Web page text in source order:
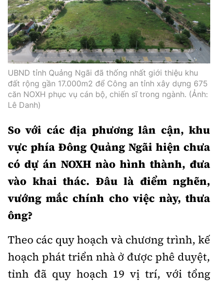
UBND tỉnh Quảng Ngãi đã thống nhất giới thiệu khu
đất rộng gần 17.000m2 để Công an tỉnh xây dựng 675
căn NOXH phục vụ cán bộ, chiến sĩ trong ngành. (Ảnh:
Lê Danh)
So với các địa phương lân cận, khu
vực phía Đông Quảng Ngãi hiện chưa
có dự án NOXH nào hình thành, đưa
vào khai thác. Đâu là điểm nghẽn,
vướng mắc chính cho việc này, thưa
ông?
Theo các quy hoạch và chương trình, kế
hoạch phát triển nhà ở được phê duyệt,
tỉnh đã quy hoạch 19 vị trí, với tổng